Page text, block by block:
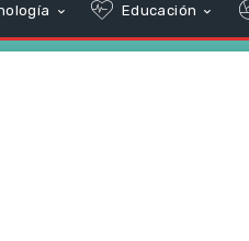
Educación